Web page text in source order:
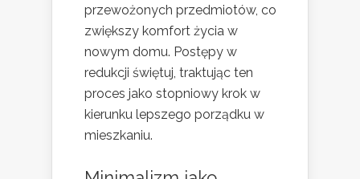
przewożonych przedmiotów, co
zwiększy komfort życia w
nowym domu. Postępy w
redukcji świętuj, traktując ten
proces jako stopniowy krok w
kierunku lepszego porządku w
mieszkaniu.